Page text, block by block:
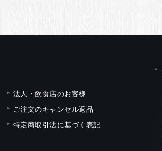
法人・飲食店のお客様
ご注文のキャンセル返品
特定商取引法に基づく表記